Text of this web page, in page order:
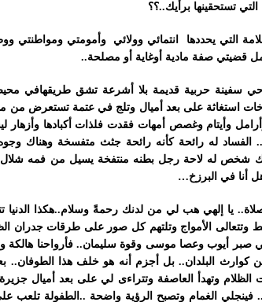
التي تستحقينها برأيك..؟؟
التي يحددها انتمائي وولائي وأمومتي
قضيتي صفة مادية أوغاية أو مصلحة..
سفينة حربية قديمة بلا أشرعة تشق طريقهافي محيط
استغاثة على بعد أميال وتلج في عتمة تستعرض من
وأيتاموغصص أمهات فقدت فلذات أكبادها وأزهار
الفساد له رائحة كأنه رائحة جثث متفسخة وهناك
شخص له لاحة رجل بطنه منتفخة يسيل من فمه شلال
أنا في البرزخ…
يا إلهي هب لي من لدنك رحمةً وسلام..هكذا الدنيا
وتتعالى الأمواج وتلتهم كل صور على طرقات جدران
صبر أيوب وعصا موسى وقوة سليمان.. فأرواحنا هالكة
كوارث البلدان.. بل أجزم أنه هو خلف هذا
الظلام وتهدأ العاصفة وتتراءى لي على بعد أميال
فينجلي الغمام وتصبح الرؤية واضحة ..الطفولة تلعب